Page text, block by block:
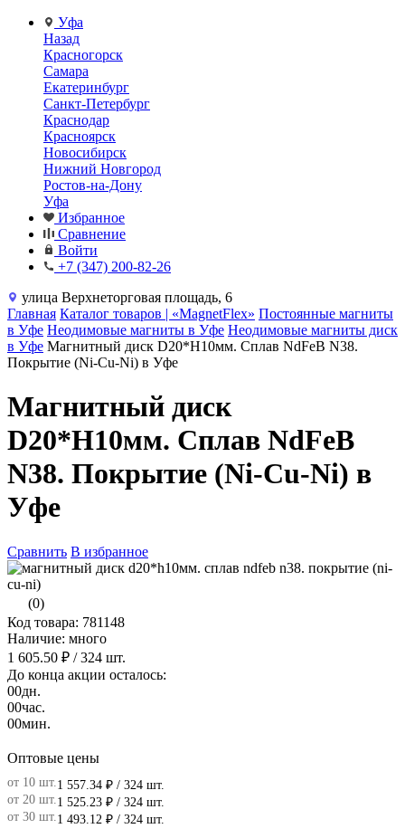
Уфа
Назад
Красногорск
Самара
Екатеринбург
Санкт-Петербург
Краснодар
Красноярск
Новосибирск
Нижний Новгород
Ростов-на-Дону
Уфа
Избранное
Сравнение
Войти
+7 (347) 200-82-26
улица Верхнеторговая площадь, 6
Главная Каталог товаров | «MagnetFlex» Постоянные магниты
в Уфе Неодимовые магниты в Уфе Неодимовые магниты диск
в Уфе Магнитный диск D20*H10мм. Сплав NdFeB N38.
Покрытие (Ni-Cu-Ni) в Уфе
Магнитный диск
D20*H10мм. Сплав NdFeB
N38. Покрытие (Ni-Cu-Ni) в
Уфе
Сравнить В избранное
(0)
Код товара: 781148
Наличие: много
1 605.50 ₽ / 324 шт.
До конца акции осталось:
00дн.
00час.
00мин.
Оптовые цены
от 10 шт. 1 557.34 ₽ / 324 шт.
от 20 шт. 1 525.23 ₽ / 324 шт.
от 30 шт. 1 493.12 ₽ / 324 шт.